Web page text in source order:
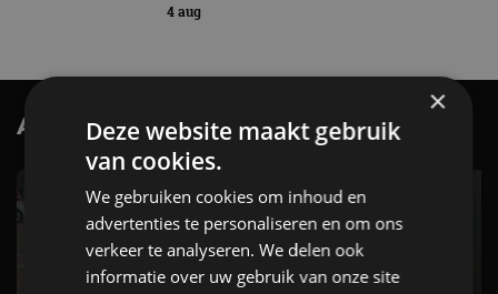
4 aug
AutoRAI.nl TV SUBSCRIBE
×
Deze website maakt gebruik
van cookies.
We gebruiken cookies om inhoud en
advertenties te personaliseren en om ons
verkeer te analyseren. We delen ook
informatie over uw gebruik van onze site